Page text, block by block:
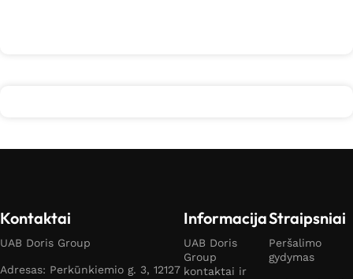
Kontaktai
UAB Doris Group
Adresas: Perkūnkiemio g. 3, 12127
Informacija
UAB Doris
Group
kontaktai ir
Straipsniai
Peršalimo
gydymas